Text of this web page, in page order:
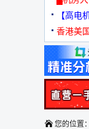
【高电
机
香港美
您的位置：